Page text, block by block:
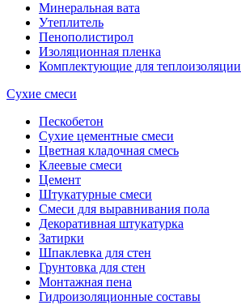
Минеральная вата
Утеплитель
Пенополистирол
Изоляционная пленка
Комплектующие для теплоизоляции
Сухие смеси
Пескобетон
Сухие цементные смеси
Цветная кладочная смесь
Клеевые смеси
Цемент
Штукатурные смеси
Смеси для выравнивания пола
Декоративная штукатурка
Затирки
Шпаклевка для стен
Грунтовка для стен
Монтажная пена
Гидроизоляционные составы